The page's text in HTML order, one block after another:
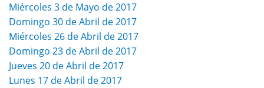
Miércoles 3 de Mayo de 2017
Domingo 30 de Abril de 2017
Miércoles 26 de Abril de 2017
Domingo 23 de Abril de 2017
Jueves 20 de Abril de 2017
Lunes 17 de Abril de 2017